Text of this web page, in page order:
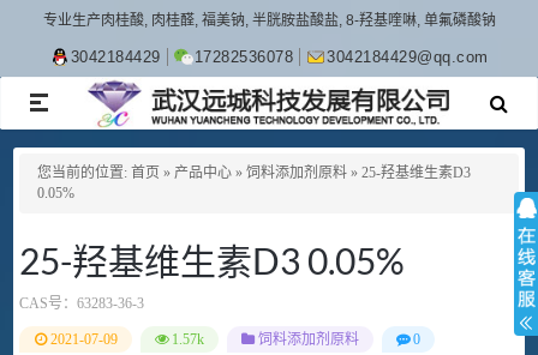
专业生产肉桂酸, 肉桂醛, 福美钠, 半胱胺盐酸盐, 8-羟基喹啉, 单氟磷酸钠
3042184429 17282536078 3042184429@qq.com
TOGGLE
NAVIGATION
您当前的位置: 首页 » 产品中心 » 饲料添加剂原料 » 25-羟基维生素D3
0.05%
25-羟基维生素D3 0.05%
CAS号： 63283-36-3
2021-07-09 1.57k 饲料添加剂原料 0